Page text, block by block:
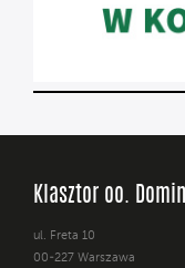
Klasztor oo.
ul. Freta 10
00-227 Warszawa